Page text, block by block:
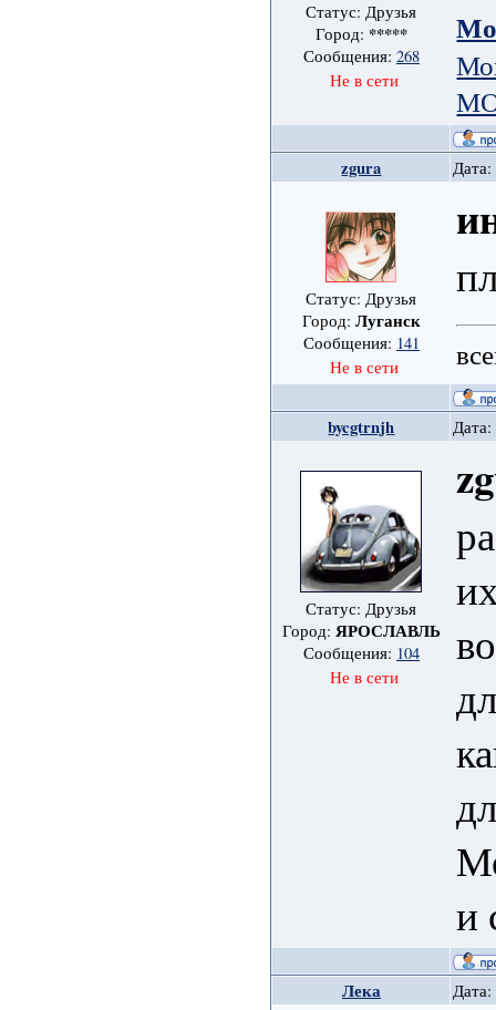
Статус: Друзья
Город: *****
Сообщения: 268
Не в сети
zgura
Статус: Друзья
Город: Луганск
Сообщения: 141
Не в сети
bycgtrnjh
Статус: Друзья
Город: ЯРОСЛАВЛЬ
Сообщения: 104
Не в сети
и
Лека